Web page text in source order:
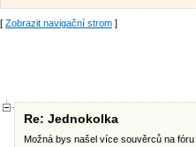
[ Zobrazit navigační strom ]
Re: Jednokolka
Možná bys našel více souvěrců na fóru